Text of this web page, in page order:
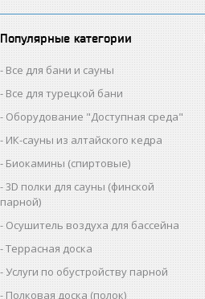
Популярные категории
Все для бани и сауны
Все для турецкой бани
Оборудование "Доступная среда"
ИК-сауны из алтайского кедра
Биокамины (спиртовые)
3D полки для сауны (финской
парной)
Осушитель воздуха для бассейна
Террасная доска
Услуги по обустройству парной
Полковая доска (полок)